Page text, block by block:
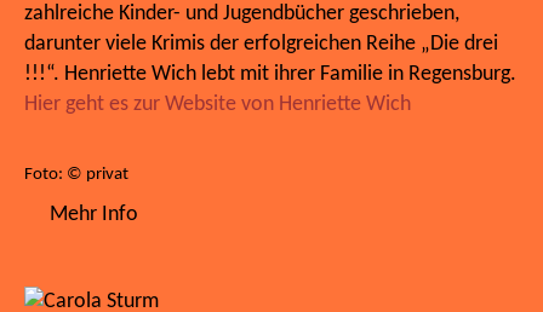
zahlreiche Kinder- und Jugendbücher geschrieben,
darunter viele Krimis der erfolgreichen Reihe „Die drei
!!!“. Henriette Wich lebt mit ihrer Familie in Regensburg.
Hier geht es zur Website von Henriette Wich
Foto: © privat
Mehr Info